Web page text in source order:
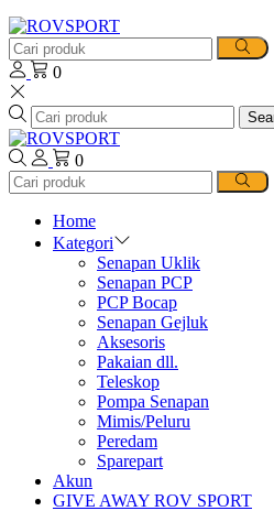
0
0
Home
Kategori
Senapan Uklik
Senapan PCP
PCP Bocap
Senapan Gejluk
Aksesoris
Pakaian dll.
Teleskop
Pompa Senapan
Mimis/Peluru
Peredam
Sparepart
Akun
GIVE AWAY ROV SPORT